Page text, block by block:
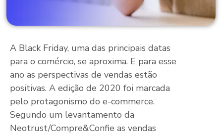
A Black Friday, uma das principais datas
para o comércio, se aproxima. E para esse
ano as perspectivas de vendas estão
positivas. A edição de 2020 foi marcada
pelo protagonismo do e-commerce.
Segundo um levantamento da
Neotrust/Compre&Confie as vendas